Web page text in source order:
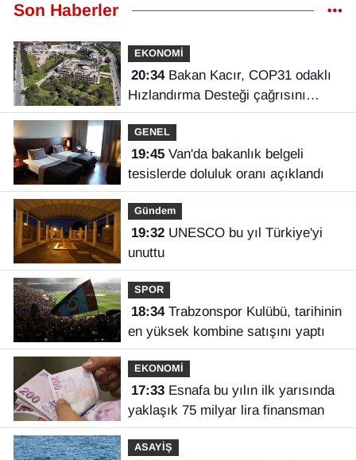
Son Haberler
EKONOMİ
20:34Bakan Kacır, COP31 odaklı
Hızlandırma Desteği çağrısını
açıkladı
GENEL
19:45Van'da bakanlık belgeli
tesislerde doluluk oranı açıklandı
Gündem
19:32UNESCO bu yıl Türkiye'yi
unuttu
SPOR
18:34Trabzonspor Kulübü, tarihinin
en yüksek kombine satışını yaptı
EKONOMİ
17:33Esnafa bu yılın ilk yarısında
yaklaşık 75 milyar lira finansman
ASAYİŞ